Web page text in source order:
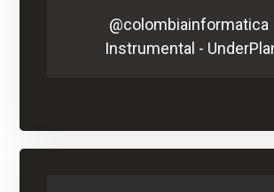
@colombiainformatica
Instrumental -